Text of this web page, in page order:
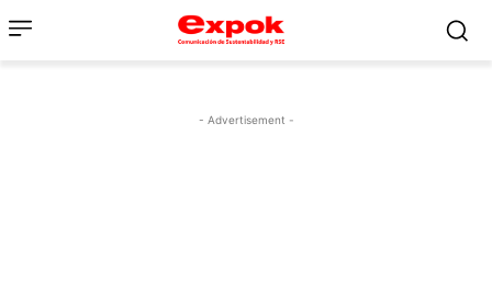
- Advertisement -